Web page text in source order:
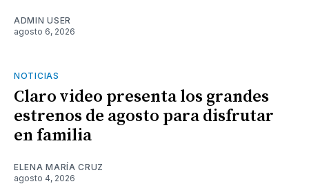
ADMIN USER
agosto 6, 2026
NOTICIAS
Claro video presenta los grandes
estrenos de agosto para disfrutar
en familia
ELENA MARÍA CRUZ
agosto 4, 2026